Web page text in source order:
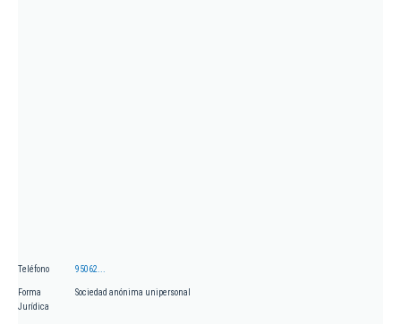
Teléfono 95062...
Forma
Jurídica
Sociedad anónima unipersonal